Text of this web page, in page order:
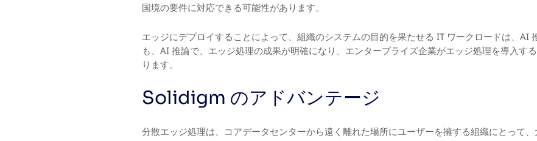
国境の要件に対応できる可能性があります。
エッジにデプロイすることによって、組織のシステムの目的を果たせる IT ワークロードは、AI
も、AI 推論で、エッジ処理の成果が明確になり、エンタープライズ企業がエッジ処理を導入す
ります。
Solidigm のアドバンテージ
分散エッジ処理は、コアデータセンターから遠く離れた場所にユーザーを擁する組織にとって